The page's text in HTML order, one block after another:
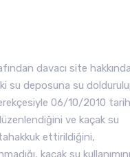
davacı site
su deposuna su
06/10/2010 tarih
ve kaçak su
ettirildiğini,
kaçak su